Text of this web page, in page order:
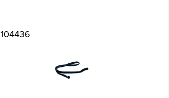
104436